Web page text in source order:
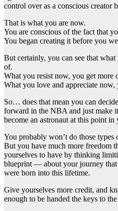
control over as a conscious creator
That is what you are now.
You are conscious of the fact that
You began creating it before you
But certainly, you can see that
of.
What you resist now, you get more
What you love and appreciate now,
So… does that mean you can
forward in the NBA and just make
become an astronaut at this point in
You probably won’t do those
But you have much more freedom
yourselves to have by thinking
blueprint — about your journey
were born into this lifetime.
Give yourselves more credit, and
enough to be handed the keys to the